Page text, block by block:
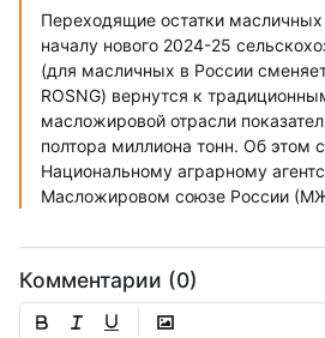
Переходящие остатки масличных
началу нового 2024-25
(для масличных в России
ROSNG) вернутся к
масложировой отрасли
полтора миллиона тонн. Об этом
Национальному аграрному
Масложировом союзе России
Комментарии (0)